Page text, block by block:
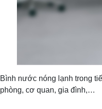
Bình nước nóng lạnh trong
phòng, cơ quan, gia đình,…